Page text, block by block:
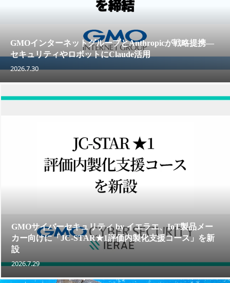
GMOインターネットグループとAnthropicが戦略提携—
セキュリティやロボットにClaude活用
2026.7.30
GMOサイバーセキュリティ by イエラエ、IoT製品メー
カー向けに「JC-STAR★1評価内製化支援コース」を新
設
2026.7.29